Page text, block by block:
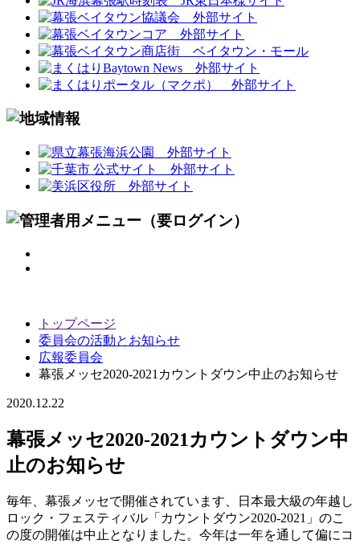
トップページ
委員会の活動とお知らせ
広報委員会
幕張メッセ2020-2021カウントダウン中止のお知らせ
2020.12.22
幕張メッセ2020-2021カウントダウン中
止のお知らせ
毎年、幕張メッセで開催されています、日本最大級の年越し
ロック・フェスティバル「カウントダウン2020-2021」のこ
の度の開催は中止となりました。今年は一年を通して偏にコ